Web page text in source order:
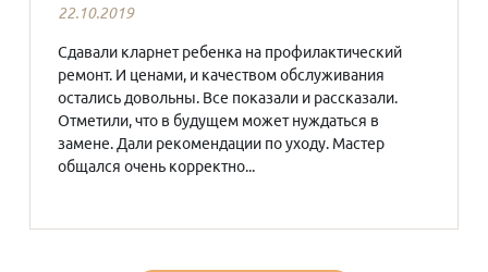
22.10.2019
Сдавали кларнет ребенка на профилактический
ремонт. И ценами, и качеством обслуживания
остались довольны. Все показали и рассказали.
Отметили, что в будущем может нуждаться в
замене. Дали рекомендации по уходу. Мастер
общался очень корректно...